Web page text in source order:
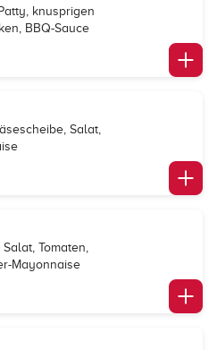
knusprigen
BBQ-Sauce
Salat,
Tomaten,
Mayonnaise